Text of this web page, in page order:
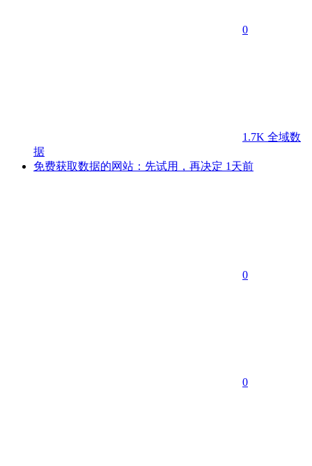
0
1.7K 全域数
据
免费获取数据的网站：先试用，再决定 1天前
0
0